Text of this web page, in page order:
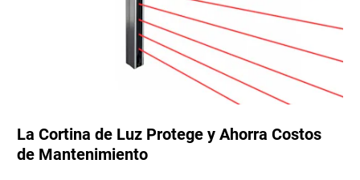
La Cortina de Luz Protege y Ahorra Costos
de Mantenimiento